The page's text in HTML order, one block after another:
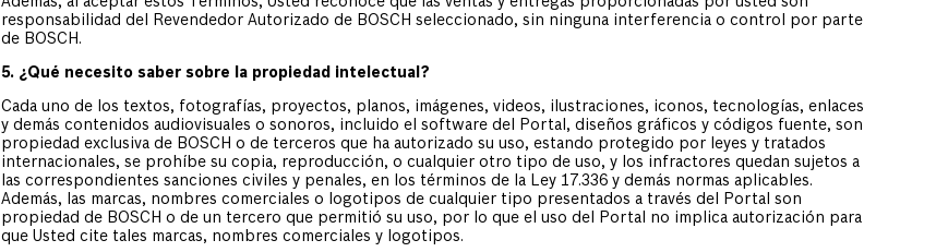
responsabilidad del Revendedor Autorizado de BOSCH seleccionado, sin ninguna interferencia o control por parte
de BOSCH.
5. ¿Qué necesito saber sobre la propiedad intelectual?
Cada uno de los textos, fotografías, proyectos, planos, imágenes, videos, ilustraciones, iconos, tecnologías, enlaces
y demás contenidos audiovisuales o sonoros, incluido el software del Portal, diseños gráficos y códigos fuente, son
propiedad exclusiva de BOSCH o de terceros que ha autorizado su uso, estando protegido por leyes y tratados
internacionales, se prohíbe su copia, reproducción, o cualquier otro tipo de uso, y los infractores quedan sujetos a
las correspondientes sanciones civiles y penales, en los términos de la Ley 17.336 y demás normas aplicables.
Además, las marcas, nombres comerciales o logotipos de cualquier tipo presentados a través del Portal son
propiedad de BOSCH o de un tercero que permitió su uso, por lo que el uso del Portal no implica autorización para
que Usted cite tales marcas, nombres comerciales y logotipos.